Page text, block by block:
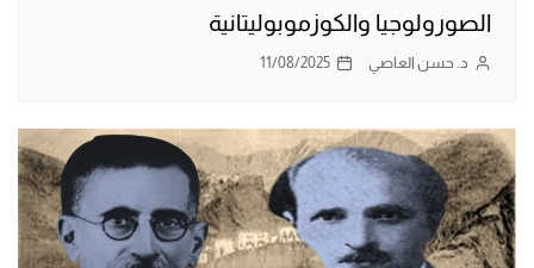
الصورولوجيا والكوزموبوليتانية
د. حسن العاصي 11/08/2025